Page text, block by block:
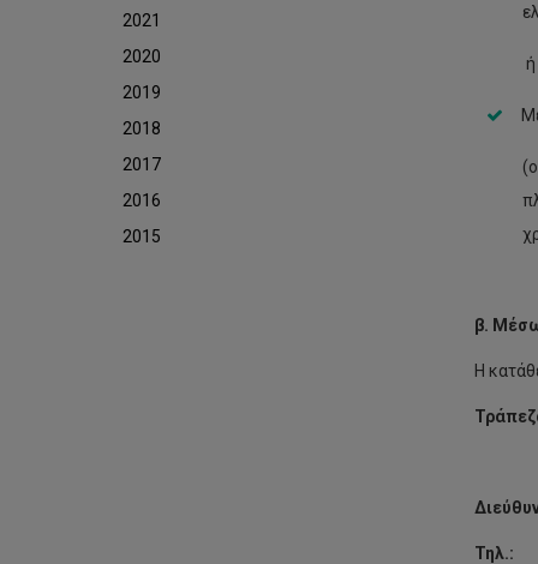
2021
2020
2019
2018
2017
2016
2015
ή
β.
Η
Co-